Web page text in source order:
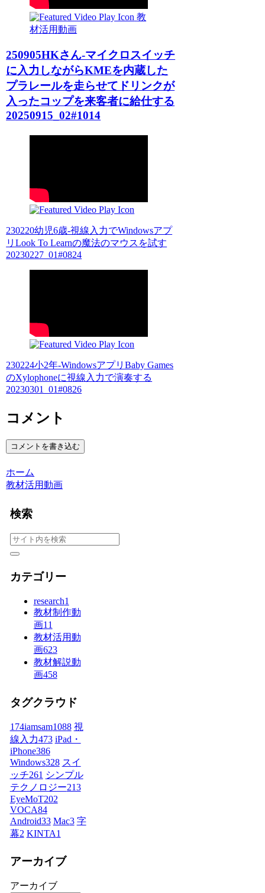
教
材活用動画
250905HKさん-マイクロスイッチ
に入力しながらKMEを内蔵した
プラレールを走らせてドリンクが
入ったコップを来客者に給仕する
20250915_02#1014
230220幼児6歳-視線入力でWindowsアプ
リLook To Learnの魔法のマウスを試す
20230227_01#0824
230224小2年-WindowsアプリBaby Games
のXylophoneに視線入力で演奏する
20230301_01#0826
コメント
コメントを書き込む
ホーム
教材活用動画
検索
カテゴリー
research1
教材制作動
画11
教材活用動
画623
教材解説動
画458
タグクラウド
174iamsam1088 視
線入力473 iPad・
iPhone386
Windows328 スイ
ッチ261 シンプル
テクノロジー213
EyeMoT202
VOCA84
Android33 Mac3 字
幕2 KINTA1
アーカイブ
アーカイブ